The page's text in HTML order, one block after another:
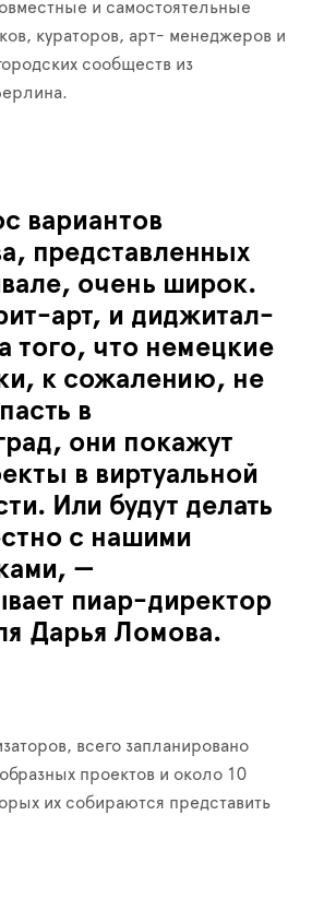
и самостоятельные
кураторов, арт- менеджеров и
сообществ из
вариантов
представленных
очень широк.
арт, и диджитал-
того, что немецкие
к сожалению, не
в
они покажут
в виртуальной
Или будут делать
с нашими
—
пиар-директор
Дарья Ломова.
всего запланировано
проектов и около 10
их собираются представить